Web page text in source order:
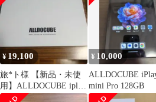
¥ 19,100
旅*ト様 【新品・未使
用】ALLDOCUBE iplay
60 Mini Pro
¥ 10,000
ALLDOCUBE
mini Pro 128GB